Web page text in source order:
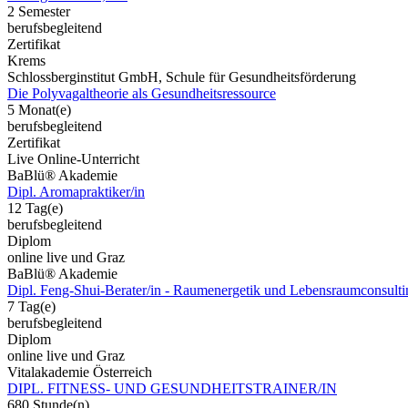
2 Semester
berufsbegleitend
Zertifikat
Krems
Schlossberginstitut GmbH, Schule für Gesundheitsförderung
Die Polyvagaltheorie als Gesundheitsressource
5 Monat(e)
berufsbegleitend
Zertifikat
Live Online-Unterricht
BaBlü® Akademie
Dipl. Aromapraktiker/in
12 Tag(e)
berufsbegleitend
Diplom
online live und Graz
BaBlü® Akademie
Dipl. Feng-Shui-Berater/in - Raumenergetik und
7 Tag(e)
berufsbegleitend
Diplom
online live und Graz
Vitalakademie Österreich
DIPL. FITNESS- UND GESUNDHEITSTRAINER/IN